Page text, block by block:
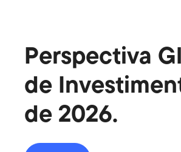
Perspectiva
de
de 2026.